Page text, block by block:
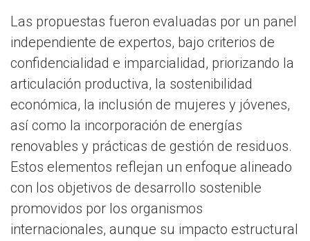
Las propuestas fueron evaluadas por un panel
independiente de expertos, bajo criterios de
confidencialidad e imparcialidad, priorizando la
articulación productiva, la sostenibilidad
económica, la inclusión de mujeres y jóvenes,
así como la incorporación de energías
renovables y prácticas de gestión de residuos.
Estos elementos reflejan un enfoque alineado
con los objetivos de desarrollo sostenible
promovidos por los organismos
internacionales, aunque su impacto estructural